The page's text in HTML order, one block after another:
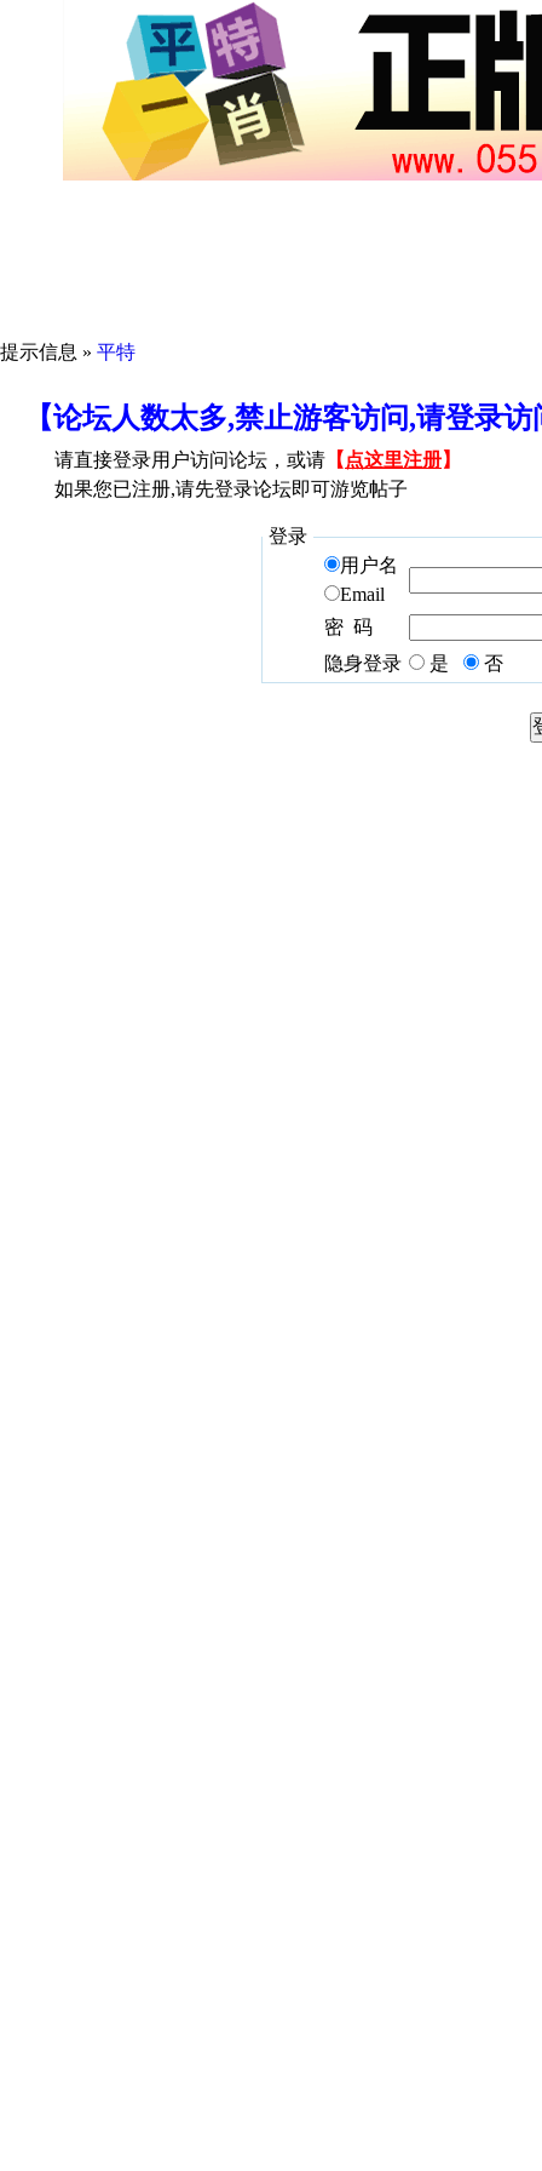
提示信息 » 平特
【论坛人数太多,禁止游客访问,请登录
请直接登录用户访问论坛，或请 【 点这里注册】
如果您已注册,请先登录论坛即可游览帖子
登录
用户名
Email
密 码
隐身登录
是 否